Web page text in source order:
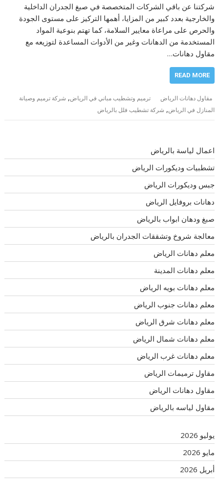
شركتنا عن باقي الشركات المتخصصة في صبغ الجدران الداخلية
والخارجية بعدد كبير من المزايا، أهمها التركيز على مستوى الجودة
والحرص على مراعاة معايير السلامة، كما تهتم بنوعية المواد
المستخدمة من الدهانات وغير من الأدوات المساعدة لتوزيعه مع
مقاول دهانات…
READ MORE
مقاول دهانات الرياض ترميم وتشطيب مباني في الرياض, شركة ترميم وصيانة
المنازل في الرياض, شركة تشطيب فلل بالرياض
اعمال لياسة بالرياض
تشطبيات وديكورات الرياض
جبس وديكورات الرياض
دهانات بروفايل الرياض
صبغ ودهان ابواب بالرياض
معالجة شروخ وتشققات الجدران بالرياض
معلم دهانات الرياض
معلم دهانات المدينة
معلم دهانات بويه الرياض
معلم دهانات جنوب الرياض
معلم دهانات شرق الرياض
معلم دهانات شمال الرياض
معلم دهانات غرب الرياض
مقاول ترميمات الرياض
مقاول دهانات الرياض
مقاول لياسه بالرياض
يوليو 2026
مايو 2026
أبريل 2026